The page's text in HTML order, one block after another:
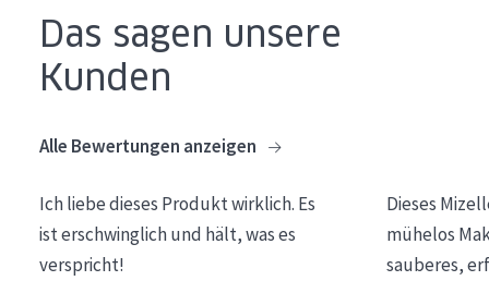
Reinigung
Essentials
Lift+
Expert
Das sagen unsere
Kunden
Alle Bewertungen anzeigen
Ich liebe dieses Produkt wirklich. Es
ist erschwinglich und hält, was es
verspricht!
Dieses
mühelos
sauberes,